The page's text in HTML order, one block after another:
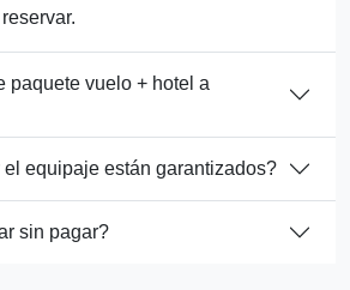
paquete vuelo + hotel a
el equipaje están garantizados?
sin pagar?